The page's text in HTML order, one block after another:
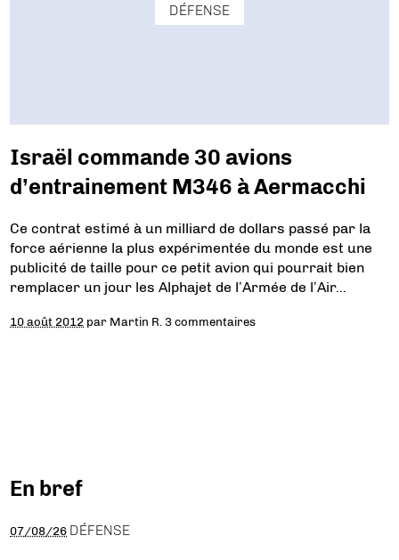
DÉFENSE
Israël commande 30 avions
d’entrainement M346 à Aermacchi
Ce contrat estimé à un milliard de dollars passé par la
force aérienne la plus expérimentée du monde est une
publicité de taille pour ce petit avion qui pourrait bien
remplacer un jour les Alphajet de l’Armée de l’Air…
10 août 2012 par Martin R. 3 commentaires
En bref
07/08/26 DÉFENSE